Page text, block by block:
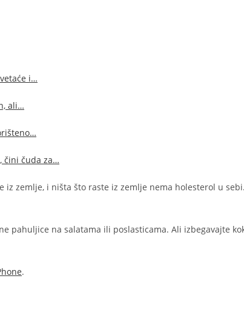
i…
ali…
čini čuda za…
iz zemlje, i ništa što raste iz zemlje nema holesterol u
pahuljice na salatama ili poslasticama. Ali izbegavajte
.